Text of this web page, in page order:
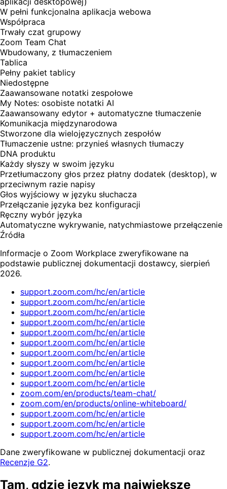
W pełni funkcjonalna aplikacja webowa
Współpraca
Trwały czat grupowy
Zoom Team Chat
Wbudowany, z tłumaczeniem
Tablica
Pełny pakiet tablicy
Niedostępne
Zaawansowane notatki zespołowe
My Notes: osobiste notatki AI
Zaawansowany edytor + automatyczne tłumaczenie
Komunikacja międzynarodowa
Stworzone dla wielojęzycznych zespołów
Tłumaczenie ustne: przynieś własnych tłumaczy
DNA produktu
Każdy słyszy w swoim języku
Przetłumaczony głos przez płatny dodatek (desktop), w
przeciwnym razie napisy
Głos wyjściowy w języku słuchacza
Przełączanie języka bez konfiguracji
Ręczny wybór języka
Automatyczne wykrywanie, natychmiastowe przełączenie
Źródła
Informacje o Zoom Workplace zweryfikowane na
podstawie publicznej dokumentacji dostawcy, sierpień
2026.
support.zoom.com/hc/en/article
support.zoom.com/hc/en/article
support.zoom.com/hc/en/article
support.zoom.com/hc/en/article
support.zoom.com/hc/en/article
support.zoom.com/hc/en/article
support.zoom.com/hc/en/article
support.zoom.com/hc/en/article
support.zoom.com/hc/en/article
support.zoom.com/hc/en/article
zoom.com/en/products/team-chat/
zoom.com/en/products/online-whiteboard/
support.zoom.com/hc/en/article
support.zoom.com/hc/en/article
support.zoom.com/hc/en/article
Dane zweryfikowane w publicznej dokumentacji oraz
Recenzje G2.
Tam, gdzie język ma największe